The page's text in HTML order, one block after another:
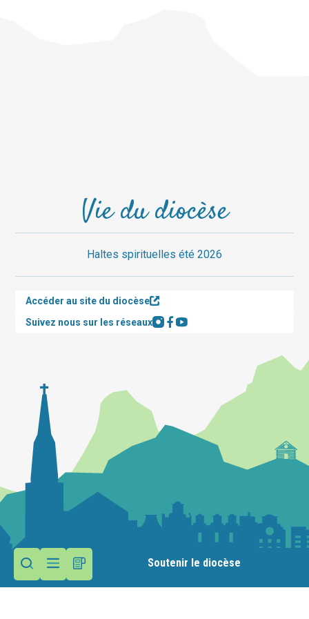
Soutenir le diocèse
Vie du diocèse
Haltes spirituelles été 2026
Accéder au site du diocèse
Suivez nous sur les réseaux